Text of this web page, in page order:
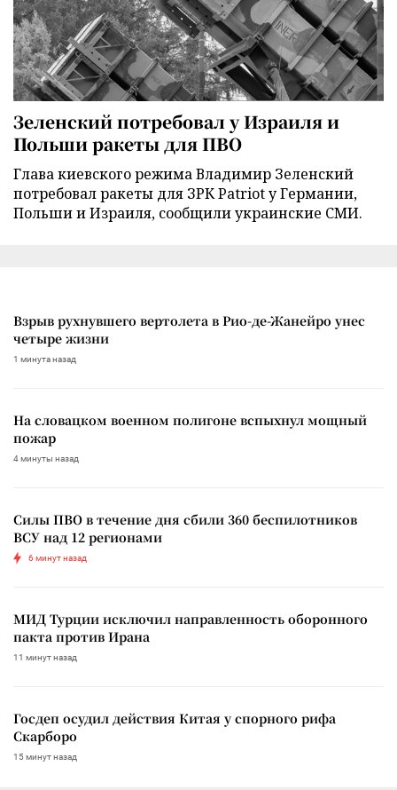
Зеленский потребовал у Израиля и
Польши ракеты для ПВО
Глава киевского режима Владимир Зеленский
потребовал ракеты для ЗРК Patriot у Германии,
Польши и Израиля, сообщили украинские СМИ.
Взрыв рухнувшего вертолета в Рио-де-Жанейро унес
четыре жизни
1 минута назад
На словацком военном полигоне вспыхнул мощный
пожар
4 минуты назад
Силы ПВО в течение дня сбили 360 беспилотников
ВСУ над 12 регионами
6 минут назад
МИД Турции исключил направленность оборонного
пакта против Ирана
11 минут назад
Госдеп осудил действия Китая у спорного рифа
Скарборо
15 минут назад